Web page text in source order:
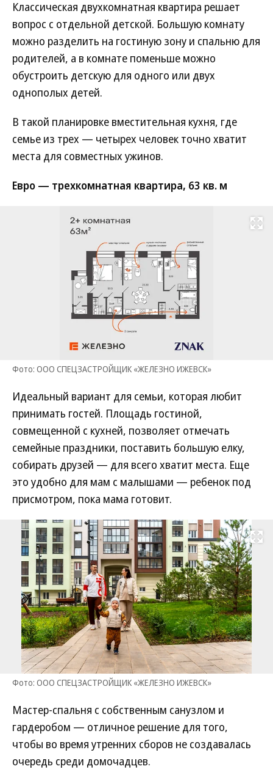
Классическая двухкомнатная квартира решает
вопрос с отдельной детской. Большую комнату
можно разделить на гостиную зону и спальню для
родителей, а в комнате поменьше можно
обустроить детскую для одного или двух
однополых детей.
В такой планировке вместительная кухня, где
семье из трех — четырех человек точно хватит
места для совместных ужинов.
Евро — трехкомнатная квартира, 63 кв. м
Развернуть
Фото: ООО СПЕЦЗАСТРОЙЩИК «ЖЕЛЕЗНО ИЖЕВСК»
Идеальный вариант для семьи, которая любит
принимать гостей. Площадь гостиной,
совмещенной с кухней, позволяет отмечать
семейные праздники, поставить большую елку,
собирать друзей — для всего хватит места. Еще
это удобно для мам с малышами — ребенок под
присмотром, пока мама готовит.
Развернуть
Фото: ООО СПЕЦЗАСТРОЙЩИК «ЖЕЛЕЗНО ИЖЕВСК»
Мастер-спальня с собственным санузлом и
гардеробом — отличное решение для того,
чтобы во время утренних сборов не создавалась
очередь среди домочадцев.